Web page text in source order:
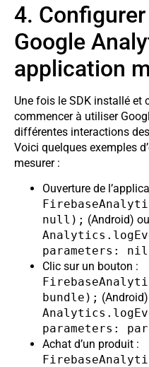
4.
Google
application
Une fois le SDK installé et
commencer à utiliser
différentes interactions
Voici quelques exemples
mesurer :
Ouverture de
null); (Android) ou
parameters:
Clic sur un bouton :
bundle);
parameters:
Achat d’un produit :